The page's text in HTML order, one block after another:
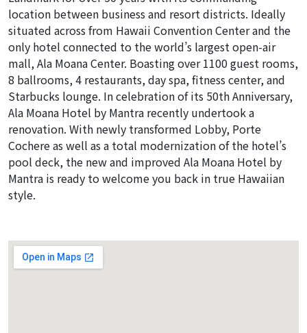
location between business and resort districts. Ideally
situated across from Hawaii Convention Center and the
only hotel connected to the world’s largest open-air
mall, Ala Moana Center. Boasting over 1100 guest rooms,
8 ballrooms, 4 restaurants, day spa, fitness center, and
Starbucks lounge. In celebration of its 50th Anniversary,
Ala Moana Hotel by Mantra recently undertook a
renovation. With newly transformed Lobby, Porte
Cochere as well as a total modernization of the hotel’s
pool deck, the new and improved Ala Moana Hotel by
Mantra is ready to welcome you back in true Hawaiian
style.